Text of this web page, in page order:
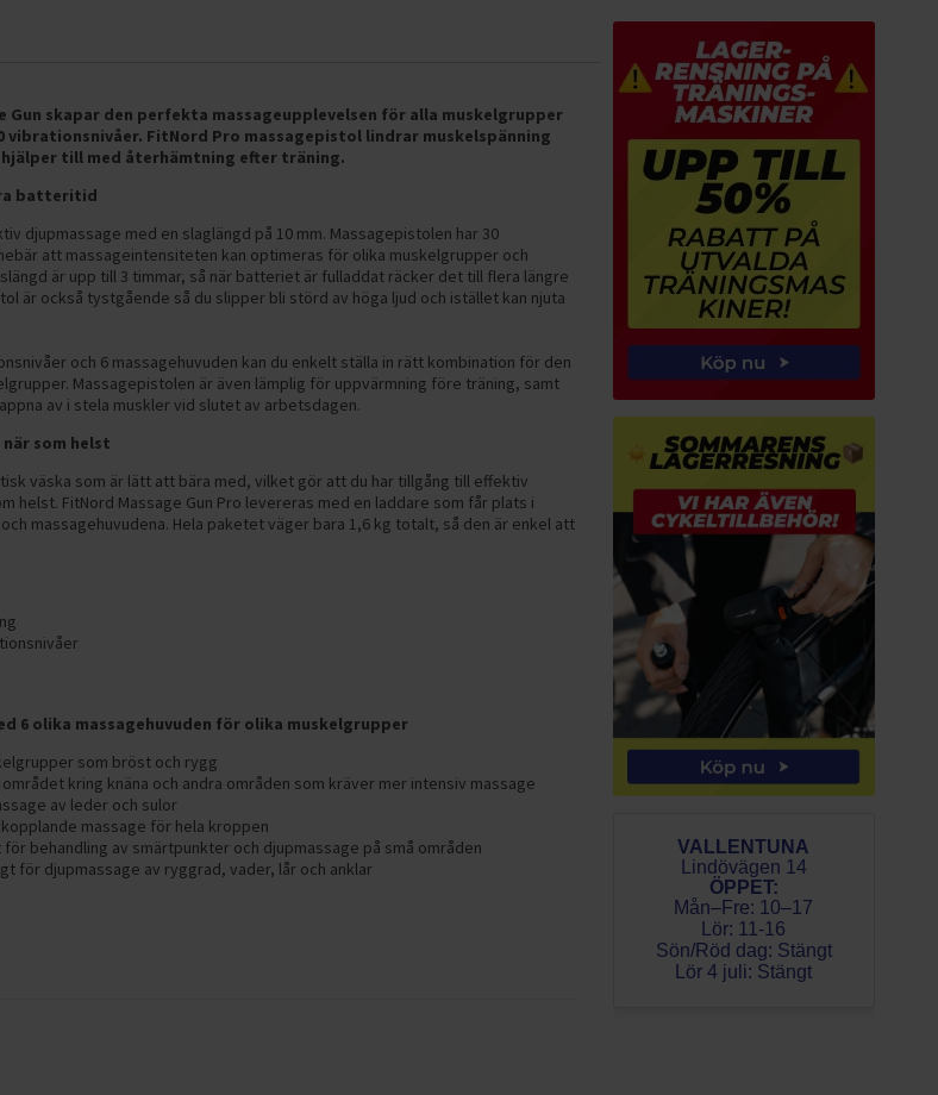
VALLENTUNA
Lindövägen 14
ÖPPET:
Mån–Fre: 10–17
Lör: 11-16
Sön/Röd dag: Stängt
Lör 4 juli: Stängt
Gun skapar den perfekta massageupplevelsen för alla muskelgrupper
vibrationsnivåer. FitNord Pro massagepistol lindrar muskelspänning
till med återhämtning efter träning.
batteritid
djupmassage med en slaglängd på 10 mm. Massagepistolen har 30
att massageintensiteten kan optimeras för olika muskelgrupper och
är upp till 3 timmar, så när batteriet är fulladdat räcker det till flera längre
är också tystgående så du slipper bli störd av höga ljud och istället kan njuta
och 6 massagehuvuden kan du enkelt ställa in rätt kombination för den
Massagepistolen är även lämplig för uppvärmning före träning, samt
av i stela muskler vid slutet av arbetsdagen.
som helst
väska som är lätt att bära med, vilket gör att du har tillgång till effektiv
helst. FitNord Massage Gun Pro levereras med en laddare som får plats i
massagehuvudena. Hela paketet väger bara 1,6 kg totalt, så den är enkel att
6 olika massagehuvuden för olika muskelgrupper
som bröst och rygg
kring knäna och andra områden som kräver mer intensiv massage
av leder och sulor
massage för hela kroppen
behandling av smärtpunkter och djupmassage på små områden
för djupmassage av ryggrad, vader, lår och anklar